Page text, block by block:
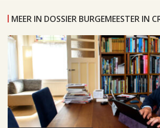
MEER IN DOSSIER BURGEMEESTER IN